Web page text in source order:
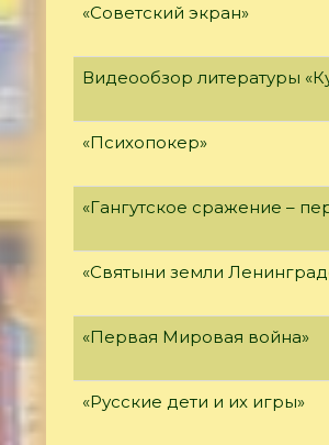
«Советский экран»
Видеообзор литературы
«Психопокер»
«Гангутское сражение –
«Святыни земли
«Первая Мировая война»
«Русские дети и их игры»